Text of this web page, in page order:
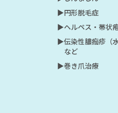
▶︎円形脱毛症
▶︎ヘルペス・帯状
▶︎伝染性膿痂疹（
など
▶︎巻き爪治療